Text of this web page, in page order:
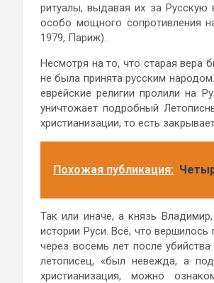
ритуалы, выдавая их за Русскую
особо мощного сопротивления
1979, Париж).
Несмотря на то, что старая вера
не была принята русским
еврейские религии пролили на
уничтожает подробный
христианизации, то есть
Похожая публикация:
Так или иначе, а князь
истории Руси. Всё, что
через восемь лет после
летописец, «был невежда, а
христианизация, можно